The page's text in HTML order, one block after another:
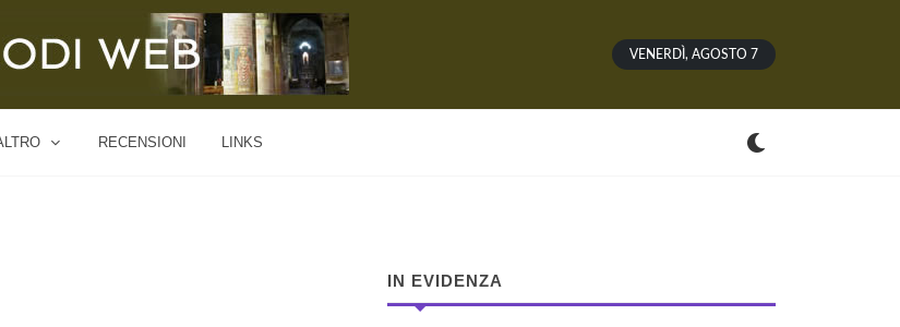
VENERDÌ, AGOSTO 7
RECENSIONI LINKS
IN EVIDENZA